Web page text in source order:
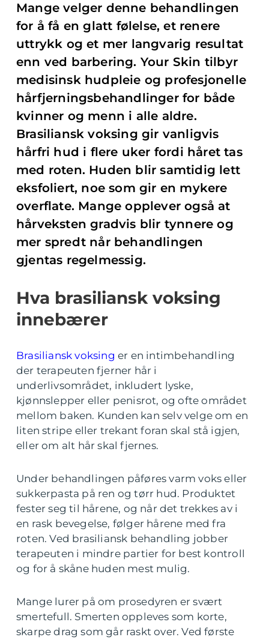
Mange velger denne behandlingen
for å få en glatt følelse, et renere
uttrykk og et mer langvarig resultat
enn ved barbering. Your Skin tilbyr
medisinsk hudpleie og profesjonelle
hårfjerningsbehandlinger for både
kvinner og menn i alle aldre.
Brasiliansk voksing gir vanligvis
hårfri hud i flere uker fordi håret tas
med roten. Huden blir samtidig lett
eksfoliert, noe som gir en mykere
overflate. Mange opplever også at
hårveksten gradvis blir tynnere og
mer spredt når behandlingen
gjentas regelmessig.
Hva brasiliansk voksing
innebærer
Brasiliansk voksing er en intimbehandling
der terapeuten fjerner hår i
underlivsområdet, inkludert lyske,
kjønnslepper eller penisrot, og ofte området
mellom baken. Kunden kan selv velge om en
liten stripe eller trekant foran skal stå igjen,
eller om alt hår skal fjernes.
Under behandlingen påføres varm voks eller
sukkerpasta på ren og tørr hud. Produktet
fester seg til hårene, og når det trekkes av i
en rask bevegelse, følger hårene med fra
roten. Ved brasiliansk behandling jobber
terapeuten i mindre partier for best kontroll
og for å skåne huden mest mulig.
Mange lurer på om prosedyren er svært
smertefull. Smerten oppleves som korte,
skarpe drag som går raskt over. Ved første